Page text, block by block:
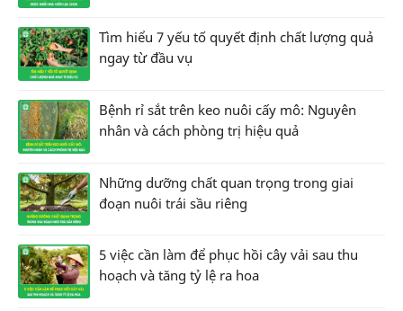
Tìm hiểu 7 yếu tố quyết định chất lượng quả
ngay từ đầu vụ
Bệnh rỉ sắt trên keo nuôi cấy mô: Nguyên
nhân và cách phòng trị hiệu quả
Những dưỡng chất quan trọng trong giai
đoạn nuôi trái sầu riêng
5 việc cần làm để phục hồi cây vải sau thu
hoạch và tăng tỷ lệ ra hoa